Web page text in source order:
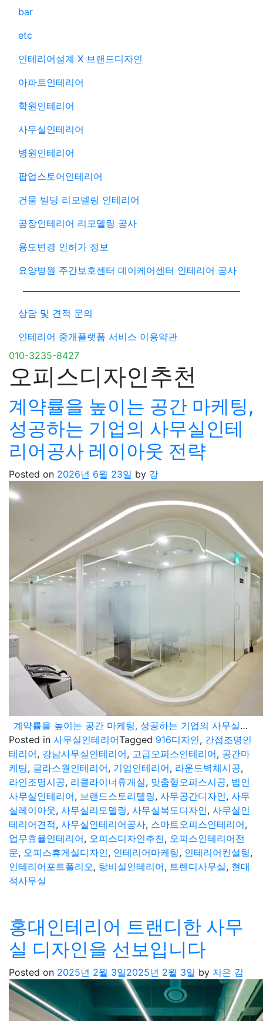
bar
etc
인테리어설계 X 브랜드디자인
아파트인테리어
학원인테리어
사무실인테리어
병원인테리어
팝업스토어인테리어
건물 빌딩 리모델링 인테리어
공장인테리어 리모델링 공사
용도변경 인허가 정보
요양병원 주간보호센터 데이케어센터 인테리어 공사
상담 및 견적 문의
인테리어 중개플랫폼 서비스 이용약관
010-3235-8427
오피스디자인추천
계약률을 높이는 공간 마케팅,
성공하는 기업의 사무실인테
리어공사 레이아웃 전략
Posted on 2026년 6월 23일 by 강
계약률을 높이는 공간 마케팅, 성공하는 기업의 사무실인테리어공사 레이아웃 전략
Posted in 사무실인테리어Tagged 916디자인, 간접조명인
테리어, 강남사무실인테리어, 고급오피스인테리어, 공간마
케팅, 글라스월인테리어, 기업인테리어, 라운드벽체시공,
라인조명시공, 리클라이너휴게실, 맞춤형오피스시공, 법인
사무실인테리어, 브랜드스토리텔링, 사무공간디자인, 사무
실레이아웃, 사무실리모델링, 사무실복도디자인, 사무실인
테리어견적, 사무실인테리어공사, 스마트오피스인테리어,
업무효율인테리어, 오피스디자인추천, 오피스인테리어전
문, 오피스휴게실디자인, 인테리어마케팅, 인테리어컨설팅,
인테리어포트폴리오, 탕비실인테리어, 트렌디사무실, 현대
적사무실
홍대인테리어 트랜디한 사무
실 디자인을 선보입니다
Posted on 2025년 2월 3일2025년 2월 3일 by 지은 김